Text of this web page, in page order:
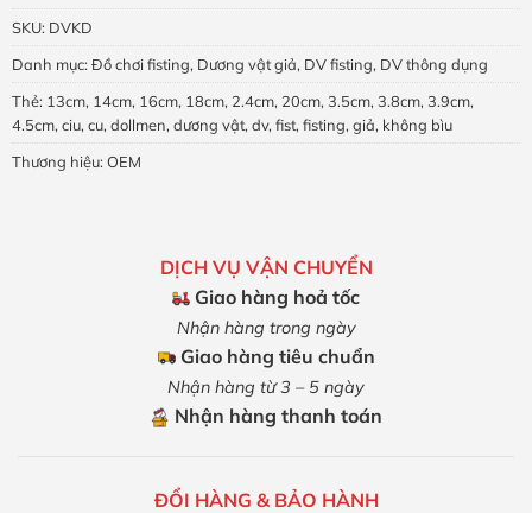
SKU: DVKD
Danh mục: Đồ chơi fisting, Dương vật giả, DV fisting, DV thông dụng
Thẻ: 13cm, 14cm, 16cm, 18cm, 2.4cm, 20cm, 3.5cm, 3.8cm, 3.9cm,
4.5cm, ciu, cu, dollmen, dương vật, dv, fist, fisting, giả, không bìu
Thương hiệu: OEM
DỊCH VỤ VẬN CHUYỂN
Giao hàng hoả tốc
Nhận hàng trong ngày
Giao hàng tiêu chuẩn
Nhận hàng từ 3 – 5 ngày
Nhận hàng thanh toán
ĐỔI HÀNG & BẢO HÀNH